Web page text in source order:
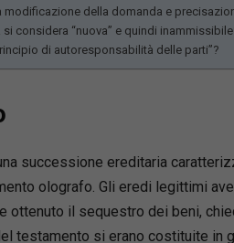
modificazione della domanda e
considera “nuova” e quindi
di autoresponsabilità delle parti”?
successione ereditaria
olografo. Gli eredi legittimi
ottenuto il sequestro dei beni,
testamento si erano costituite in